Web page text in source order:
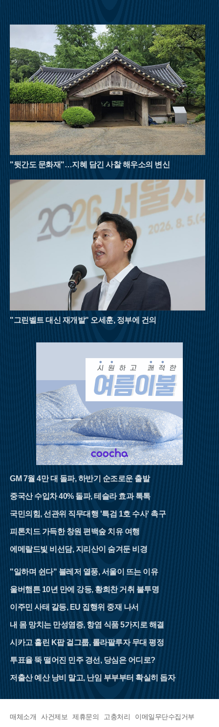
곡을 옮겨놓은 듯한 착각을 불러일으킨다. 좁은 협곡 사이로 불
어오는 차가운 산바람은 외부 기온보다 훨씬 낮은 온도를 유지하
며, 거대한 바위 벽이 천연 차양막 역할을 해 뙤약볕을 효과적으
로 막아준다.강원도 횡성의 청태산은 조선 태조 이성계가 그 푸
른 이끼와 울창한 숲에 반해 이름을 붙였다는 설화가 전해지는
곳이다. 국내 1세대 국립자연휴양림으로 지정될 만큼 숲의 보존
상태가 뛰어나며, 해발 1,200m에 달하는 고지대는 대도시보다 평
균 기온이 5~6도 이상 낮아 피서 산행에 최적화되어 있다. 태백산
맥을 넘어오는 시원한 영동의 바람은 한여름의 열기를 식혀주고,
경사가 완만한 육산의 특성상 체력 소모가 적어 초보자나 가족
단위 등산객들도 부담 없이 숲의 정취를 만끽할 수 있다.여름 산
행은 철저한 준비와 안전 수칙 준수가 필수적이다. 아무리 시원
한 계곡이라도 갑작스러운 폭우에 고립될 위험이 있으므로 기상
상황을 수시로 확인해야 하며, 충분한 수분 섭취와 적절한 휴식
며 걷는 시간은 폭염에 지친 현대인들에게 새로운 활력을 불어넣
어 줄 것이다. 8월의 명산들이 선사하는 짙푸른 초록의 위로를 받
으며 남은 여름을 건강하게 이겨내길 바란다.
"뒷간도 문화재"…지혜 담긴 사찰 해우소의 변신
"그린벨트 대신 재개발" 오세훈, 정부에 건의
GM 7월 4만 대 돌파, 하반기 순조로운 출발
중국산 수입차 40% 돌파, 테슬라 효과 톡톡
국민의힘, 선관위 직무대행 '특검 1호 수사' 촉구
피톤치드 가득한 창원 편백숲 치유 여행
에메랄드빛 비선담, 지리산이 숨겨둔 비경
"일하며 쉰다" 블레저 열풍, 서울이 뜨는 이유
울버햄튼 10년 만에 강등, 황희찬 거취 불투명
이주민 사태 갈등, EU 집행위 중재 나서
내 몸 망치는 만성염증, 항염 식품 5가지로 해결
시카고 홀린 K팝 걸그룹, 롤라팔루자 무대 평정
투표율 뚝 떨어진 민주 경선, 당심은 어디로?
저출산 예산 낭비 말고, 난임 부부부터 확실히 돕자
매체소개 사건제보 제휴문의 고충처리 이메일무단수집거부